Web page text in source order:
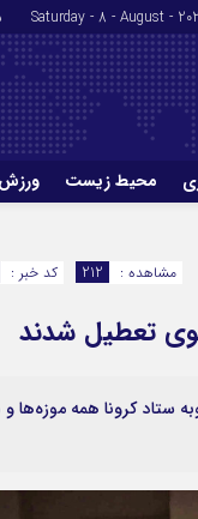
محیط زیست ورزش
ورزش
کد خبر : مشاهده : 212
تعطیل شدند
کرونا همه موزه‌ها و